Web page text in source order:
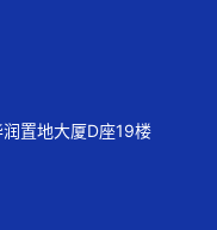
置地大厦D座19楼